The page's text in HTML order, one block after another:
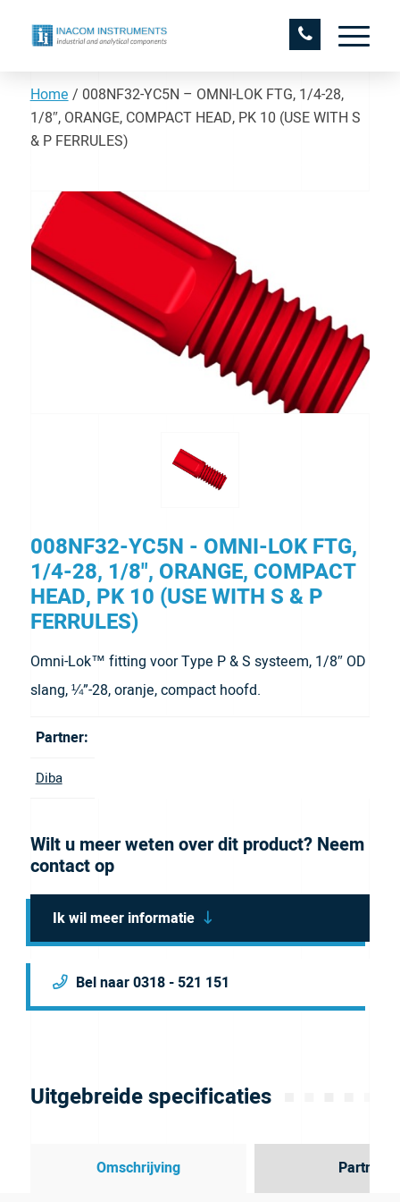
Home / 008NF32-YC5N – OMNI-LOK FTG, 1/4-28,
1/8″, ORANGE, COMPACT HEAD, PK 10 (USE WITH S
& P FERRULES)
008NF32-YC5N - OMNI-LOK FTG,
1/4-28, 1/8", ORANGE, COMPACT
HEAD, PK 10 (USE WITH S & P
FERRULES)
Omni-Lok™ fitting voor Type P & S systeem, 1/8″ OD
slang, ¼”-28, oranje, compact hoofd.
Partner:
Diba
Wilt u meer weten over dit product? Neem
contact op
Ik wil meer informatie
Bel naar 0318 - 521 151
Uitgebreide specificaties
Omschrijving Partner